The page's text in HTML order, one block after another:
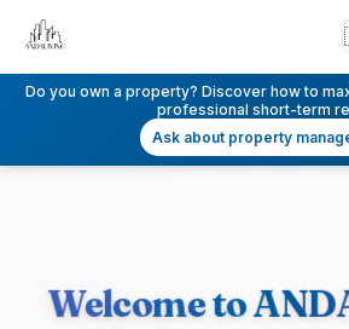
Do you own a property? Discover how to
professional short-term
Ask about property
Welcome to